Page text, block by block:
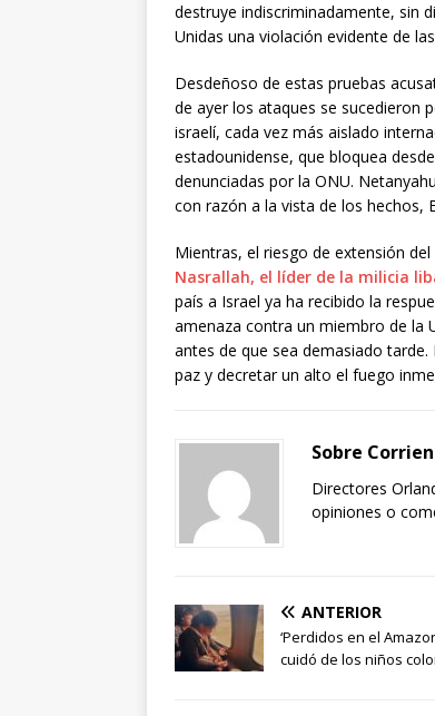
destruye indiscriminadamente, sin
Unidas una violación evidente de
Desdeñoso de estas pruebas
de ayer los ataques se sucedieron
israelí, cada vez más aislado
estadounidense, que bloquea
denunciadas por la ONU.
con razón a la vista de los hechos,
Mientras, el riesgo de extensión
Nasrallah, el líder de la milicia
país a Israel ya ha recibido la
amenaza contra un miembro de la
antes de que sea demasiado
paz y decretar un alto el fuego
Sobre
Directores
opiniones o
ANTERIOR
‘Perdidos en el
cuidó de los niños